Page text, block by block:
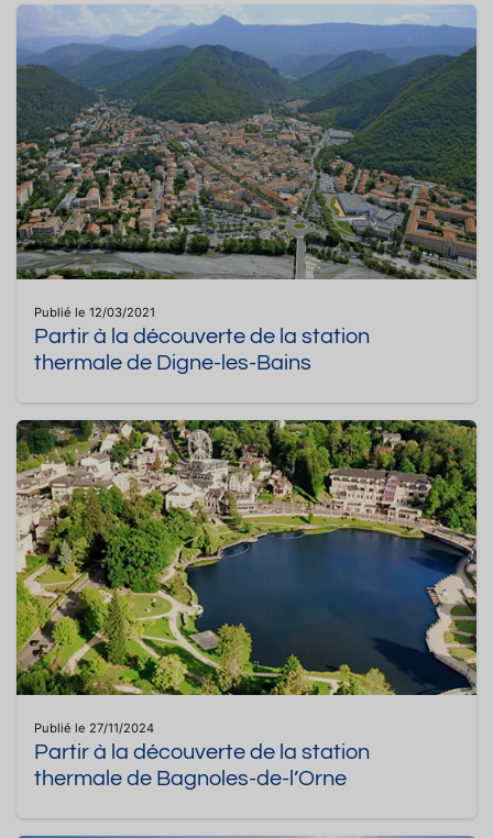
Publié le 12/03/2021
Partir à la découverte de la station
thermale de Digne-les-Bains
Publié le 27/11/2024
Partir à la découverte de la station
thermale de Bagnoles-de-l’Orne